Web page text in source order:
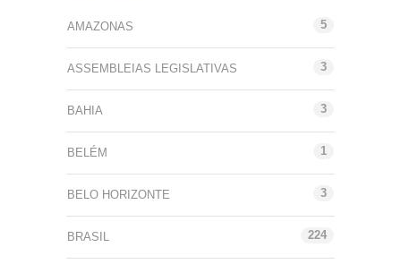
AMAZONAS 5
ASSEMBLEIAS LEGISLATIVAS 3
BAHIA 3
BELÉM 1
BELO HORIZONTE 3
BRASIL 224